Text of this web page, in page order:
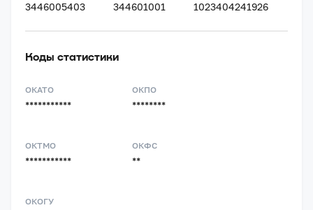
3446005403 344601001 1023404241926
Коды статистики
ОКАТО
***********
ОКПО
********
ОКТМО
***********
ОКФС
**
ОКОГУ